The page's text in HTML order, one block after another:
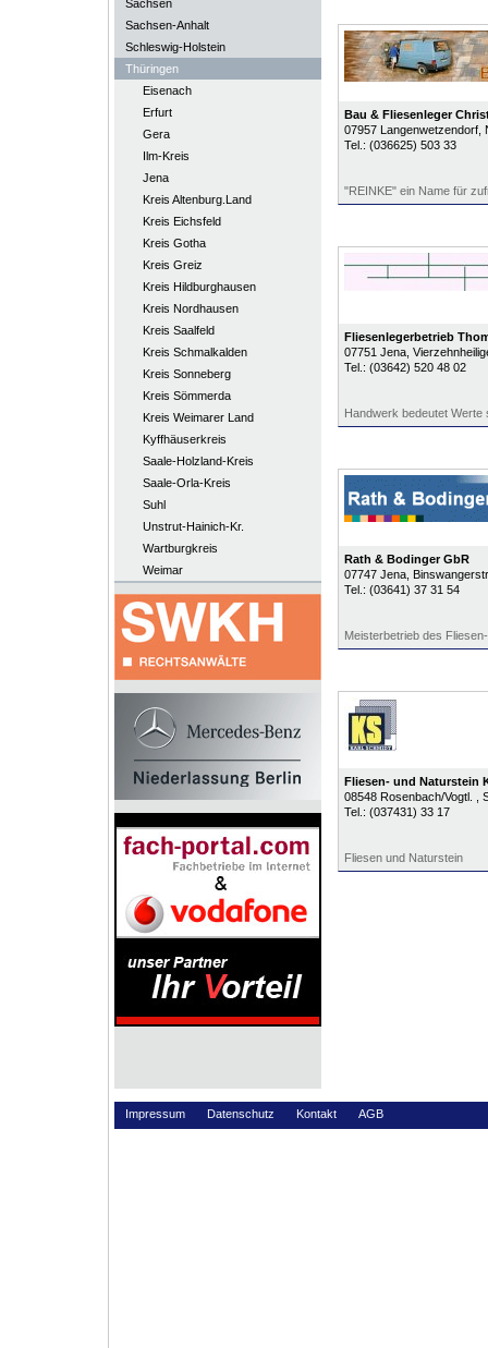
Sachsen
Sachsen-Anhalt
Schleswig-Holstein
Thüringen
Eisenach
Erfurt
Gera
Ilm-Kreis
Jena
Kreis Altenburg.Land
Kreis Eichsfeld
Kreis Gotha
Kreis Greiz
Kreis Hildburghausen
Kreis Nordhausen
Kreis Saalfeld
Kreis Schmalkalden
Kreis Sonneberg
Kreis Sömmerda
Kreis Weimarer Land
Kyffhäuserkreis
Saale-Holzland-Kreis
Saale-Orla-Kreis
Suhl
Unstrut-Hainich-Kr.
Wartburgkreis
Weimar
Bau & Fliesenleger
07957 Langenwetzendorf,
Tel.: (036625) 503 33
"REINKE" ein Name für
Fliesenlegerbetrieb
07751 Jena,
Tel.: (03642) 520 48 02
Handwerk bedeutet Werte
Rath & Bodinger GbR
07747 Jena,
Tel.: (03641) 37 31 54
Meisterbetrieb des
Fliesen- und Naturstein
08548 Rosenbach/Vogtl.
,
Tel.: (037431) 33 17
Fliesen und Naturstein
Impressum Datenschutz Kontakt AGB